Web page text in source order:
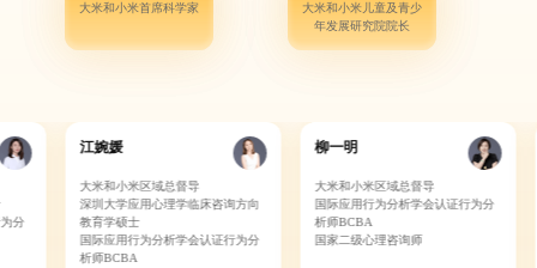
大米和小米首席科学家
大米和小米儿童及青少
年发展研究院院长
江婉媛
大米和小米区域总督导
深圳大学应用心理学临床咨询方向
教育学硕士
国际应用行为分析学会认证行为分
柳一明
大米和小米区域总督导
国际应用行为分析学会认证行为分
国家二级心理咨询师
卢艳芬
华南理